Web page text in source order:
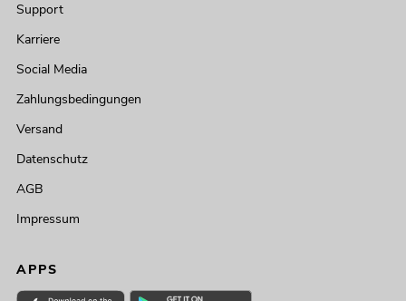
Support
Karriere
Social Media
Zahlungsbedingungen
Versand
Datenschutz
AGB
Impressum
APPS